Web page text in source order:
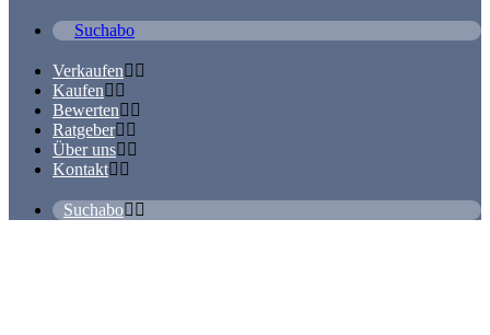
Suchabo
Verkaufen
Kaufen
Bewerten
Ratgeber
Über uns
Kontakt
Suchabo